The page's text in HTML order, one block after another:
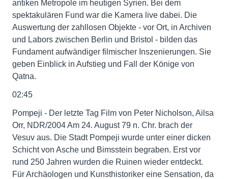
antiken Metropole im heutigen Syrien. Bei dem
spektakulären Fund war die Kamera live dabei. Die
Auswertung der zahllosen Objekte - vor Ort, in Archiven
und Labors zwischen Berlin und Bristol - bilden das
Fundament aufwändiger filmischer Inszenierungen. Sie
geben Einblick in Aufstieg und Fall der Könige von
Qatna.
02:45
Pompeji - Der letzte Tag Film von Peter Nicholson, Ailsa
Orr, NDR/2004 Am 24. August 79 n. Chr. brach der
Vesuv aus. Die Stadt Pompeji wurde unter einer dicken
Schicht von Asche und Bimsstein begraben. Erst vor
rund 250 Jahren wurden die Ruinen wieder entdeckt.
Für Archäologen und Kunsthistoriker eine Sensation, da